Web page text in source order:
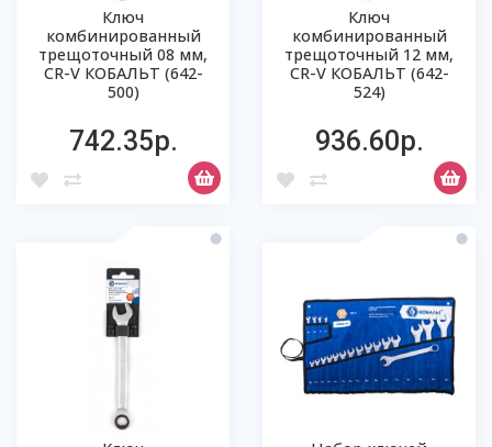
Ключ
комбинированный
трещоточный 08 мм,
CR-V КОБАЛЬТ (642-
500)
742.35р.
Ключ
комбинированный
трещоточный 12 мм,
CR-V КОБАЛЬТ (642-
524)
936.60р.